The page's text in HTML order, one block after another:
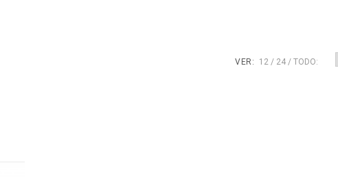
VER: 12 24 TODO: